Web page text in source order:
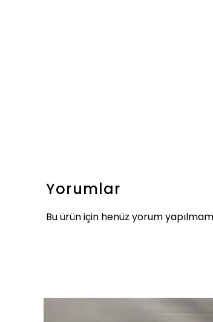
Yorumlar
Bu ürün için henüz yorum